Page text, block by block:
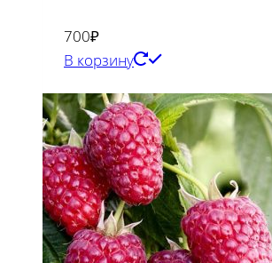
700₽
В корзину